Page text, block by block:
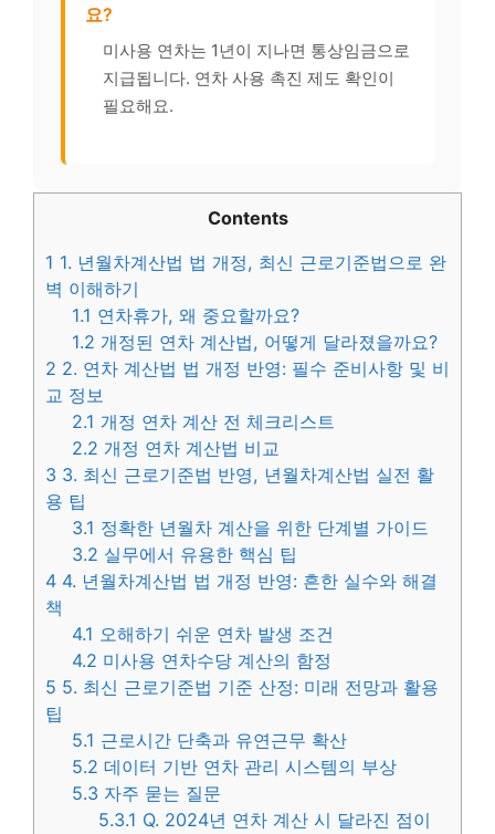
요?
미사용 연차는 1년이 지나면 통상임금으로
지급됩니다. 연차 사용 촉진 제도 확인이
필요해요.
Contents
1 1. 년월차계산법 법 개정, 최신 근로기준법으로 완
벽 이해하기
1.1 연차휴가, 왜 중요할까요?
1.2 개정된 연차 계산법, 어떻게 달라졌을까요?
2 2. 연차 계산법 법 개정 반영: 필수 준비사항 및 비
교 정보
2.1 개정 연차 계산 전 체크리스트
2.2 개정 연차 계산법 비교
3 3. 최신 근로기준법 반영, 년월차계산법 실전 활
용 팁
3.1 정확한 년월차 계산을 위한 단계별 가이드
3.2 실무에서 유용한 핵심 팁
4 4. 년월차계산법 법 개정 반영: 흔한 실수와 해결
책
4.1 오해하기 쉬운 연차 발생 조건
4.2 미사용 연차수당 계산의 함정
5 5. 최신 근로기준법 기준 산정: 미래 전망과 활용
팁
5.1 근로시간 단축과 유연근무 확산
5.2 데이터 기반 연차 관리 시스템의 부상
5.3 자주 묻는 질문
5.3.1 Q. 2024년 연차 계산 시 달라진 점이